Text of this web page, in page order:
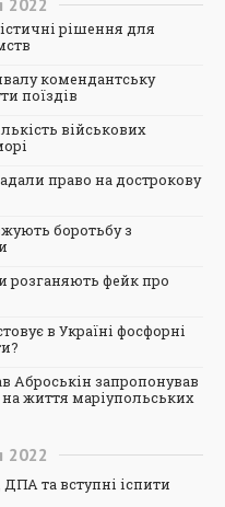
2022
рішення для
комендантську
поїздів
військових
право на дострокову
боротьбу з
розганяють фейк про
в Україні фосфорні
Аброськін запропонував
життя маріупольських
2022
та вступні іспити